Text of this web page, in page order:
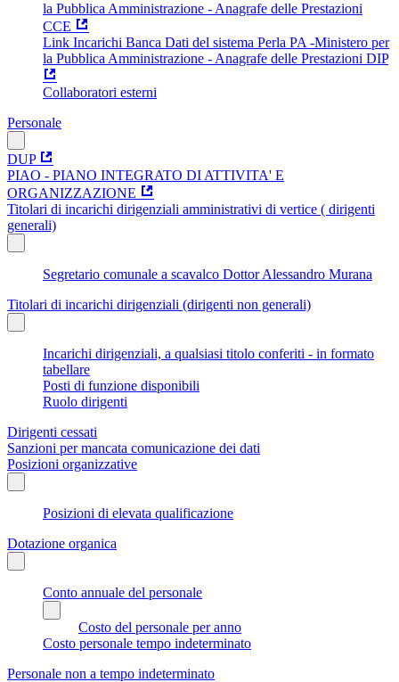
la Pubblica Amministrazione - Anagrafe delle Prestazioni
CCE
Link Incarichi Banca Dati del sistema Perla PA -Ministero per
la Pubblica Amministrazione - Anagrafe delle Prestazioni DIP
Collaboratori esterni
Personale
DUP
PIAO - PIANO INTEGRATO DI ATTIVITA' E
ORGANIZZAZIONE
Titolari di incarichi dirigenziali amministrativi di vertice ( dirigenti
generali)
Segretario comunale a scavalco Dottor Alessandro Murana
Titolari di incarichi dirigenziali (dirigenti non generali)
Incarichi dirigenziali, a qualsiasi titolo conferiti - in formato
tabellare
Posti di funzione disponibili
Ruolo dirigenti
Dirigenti cessati
Sanzioni per mancata comunicazione dei dati
Posizioni organizzative
Posizioni di elevata qualificazione
Dotazione organica
Conto annuale del personale
Costo del personale per anno
Costo personale tempo indeterminato
Personale non a tempo indeterminato